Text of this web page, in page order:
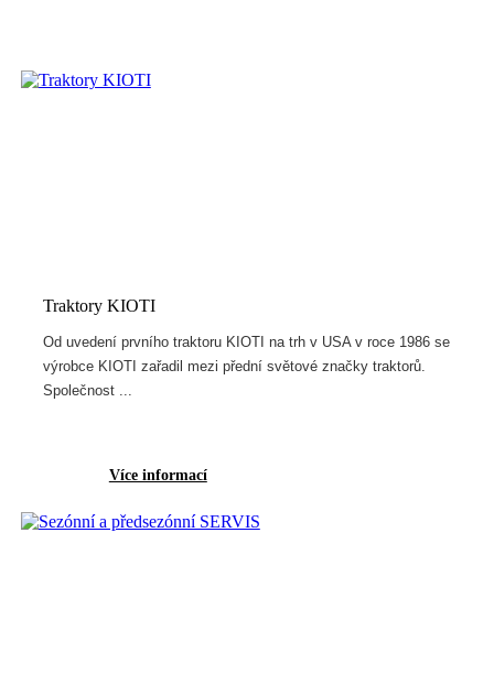
Traktory KIOTI
Od uvedení prvního traktoru KIOTI na trh v USA v roce 1986 se
výrobce KIOTI zařadil mezi přední světové značky traktorů.
Společnost ...
Více informací